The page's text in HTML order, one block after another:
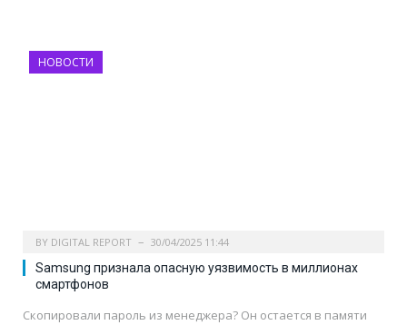
НОВОСТИ
BY DIGITAL REPORT 30/04/2025 11:44
Samsung признала опасную уязвимость в миллионах
смартфонов
Скопировали пароль из менеджера? Он остается в памяти